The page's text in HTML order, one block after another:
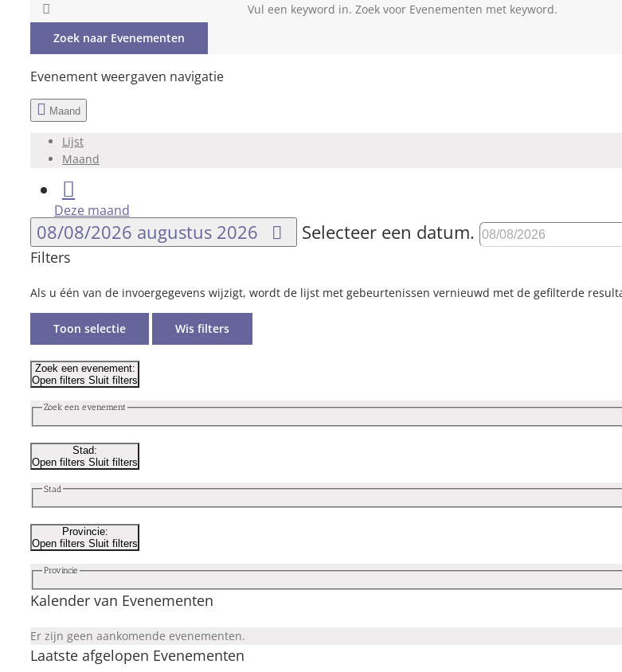
Vul een keyword in. Zoek voor Evenementen met keyword.
Zoek naar Evenementen
Evenement weergaven navigatie
Maand
Lijst
Maand
Deze maand
08/08/2026 augustus 2026 Selecteer een datum.
Filters
Als u één van de invoergegevens wijzigt, wordt de lijst met gebeurtenissen vernieuwd met de gefilterde
Toon selectie Wis filters
Zoek een evenement:
Open filters Sluit filters
Zoek een evenement
Stad:
Open filters Sluit filters
Stad
Provincie:
Open filters Sluit filters
Provincie
Kalender van Evenementen
Er zijn geen aankomende evenementen.
Laatste afgelopen Evenementen